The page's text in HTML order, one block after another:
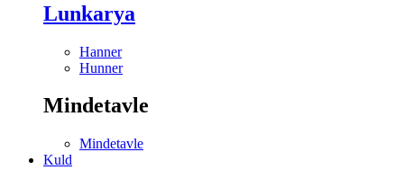
Lunkarya
Hanner
Hunner
Mindetavle
Mindetavle
Kuld